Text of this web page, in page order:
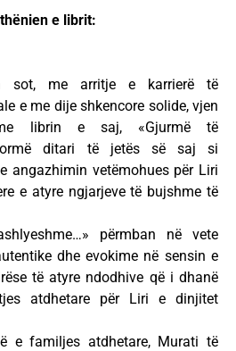
e librit:
sot, me arritje e karrierë të
e me dije shkencore solide, vjen
librin e saj, «Gjurmë të
ditari të jetës së saj si
angazhimin vetëmohues për Liri
e atyre ngjarjeve të bujshme të
përmban në vete
dhe evokime në sensin e
të atyre ndodhive që i dhanë
atdhetare për Liri e dinjitet
e familjes atdhetare, Murati të